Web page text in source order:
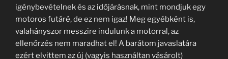
igénybevételnek és az időjárásnak, mint mondjuk egy
motoros futáré, de ez nem igaz! Meg egyébként is,
valahányszor messzire indulunk a motorral, az
ellenőrzés nem maradhat el! A barátom javaslatára
ezért elvittem az új (vagyis használtan vásárolt)